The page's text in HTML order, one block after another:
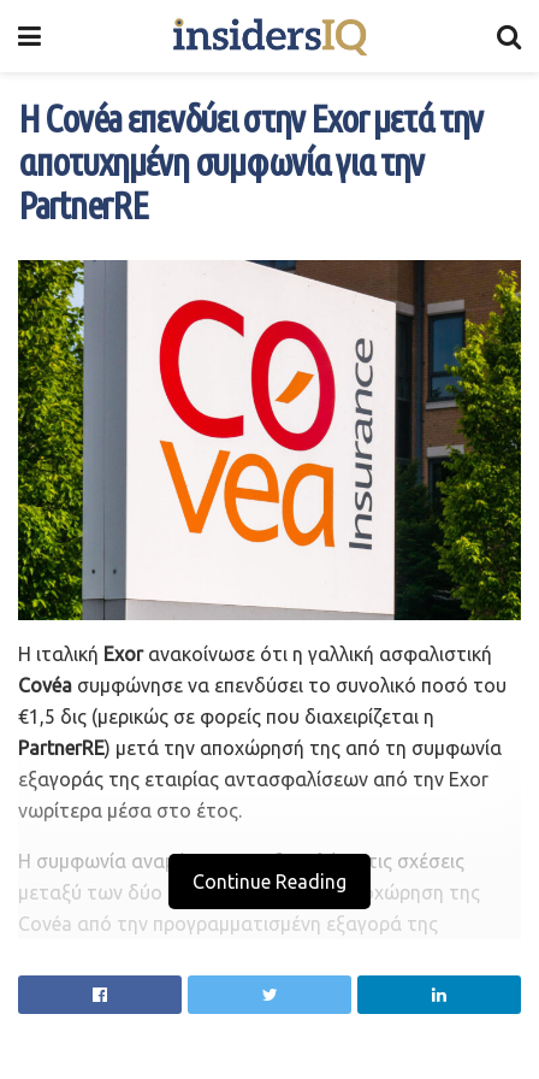
Η Covéa επενδύει στην Exor μετά την
αποτυχημένη συμφωνία για την
PartnerRE
Η ιταλική Exorανακοίνωσε ότι η γαλλική ασφαλιστική
Covéa συμφώνησε να επενδύσει το συνολικό ποσό του
€1,5 δις (μερικώς σε φορείς που διαχειρίζεται η
PartnerRE) μετά την αποχώρησή της από τη συμφωνία
εξαγοράς της εταιρίας αντασφαλίσεων από την Exor
νωρίτερα μέσα στο έτος.
Η συμφωνία αναμένεται να εξομαλύνει τις σχέσεις
μεταξύ των δύο εταιριών, μετά την αποχώρηση της
Covéa από την προγραμματισμένη εξαγορά της
Σύμφωνα με την ιταλική καθημερινή εφημερίδαIl Sole 24
Continue Reading